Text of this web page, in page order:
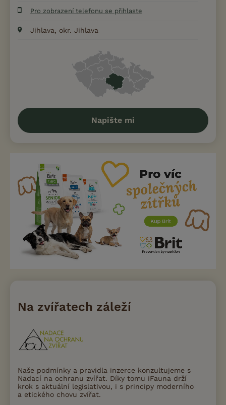
Pro zobrazení telefonu se přihlaste
Jihlava, okr. Jihlava
Napište mi
Na zvířatech záleží
Naše podmínky a pravidla inzerce konzultujeme s
Nadací na ochranu zvířat. Díky tomu iFauna drží
krok s aktuální legislativou, i s principy moderního
a etického chovu zvířat.